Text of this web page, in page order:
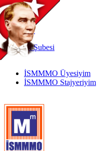
TR
|
EN
İnternetŞubesi
İSMMMO Üyesiyim
İSMMMO Stajyeriyim